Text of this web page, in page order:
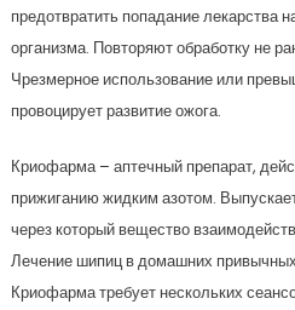
предотвратить попадание лекарства
организма. Повторяют обработку не
Чрезмерное использование или
провоцирует развитие ожога.
Криофарма – аптечный препарат,
прижиганию жидким азотом.
через который вещество
Лечение шипиц в домашних
Криофарма требует нескольких